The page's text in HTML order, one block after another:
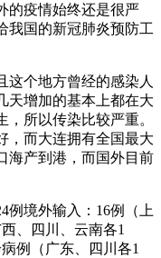
的疫情始终还是很严
我国的新冠肺炎预防工
这个地方曾经的感染人
天增加的基本上都在大
所以传染比较严重。
，而大连拥有全国最大
海产到港，而国外目前
例境外输入：16例（上
、四川、云南各1
例（广东、四川各1